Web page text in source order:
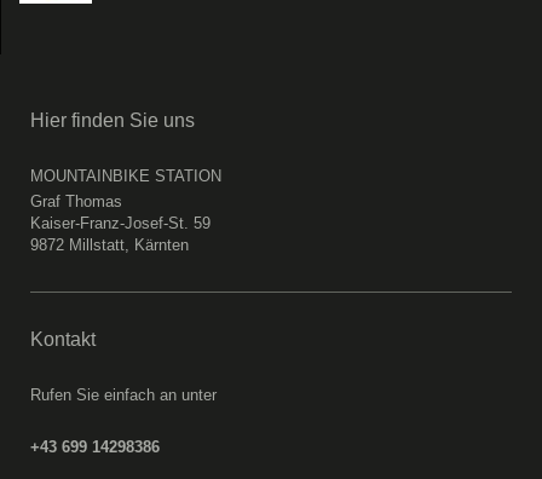
Hier finden Sie uns
MOUNTAINBIKE STATION
Graf Thomas
Kaiser-Franz-Josef-St. 59
9872 Millstatt, Kärnten
Kontakt
Rufen Sie einfach an unter
+43 699 14298386